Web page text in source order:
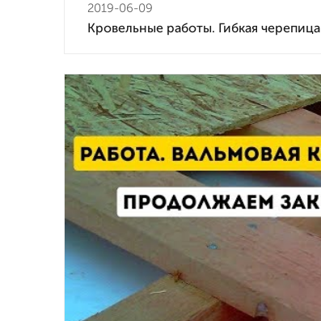
2019-06-09
Кровельные работы. Гибкая черепица